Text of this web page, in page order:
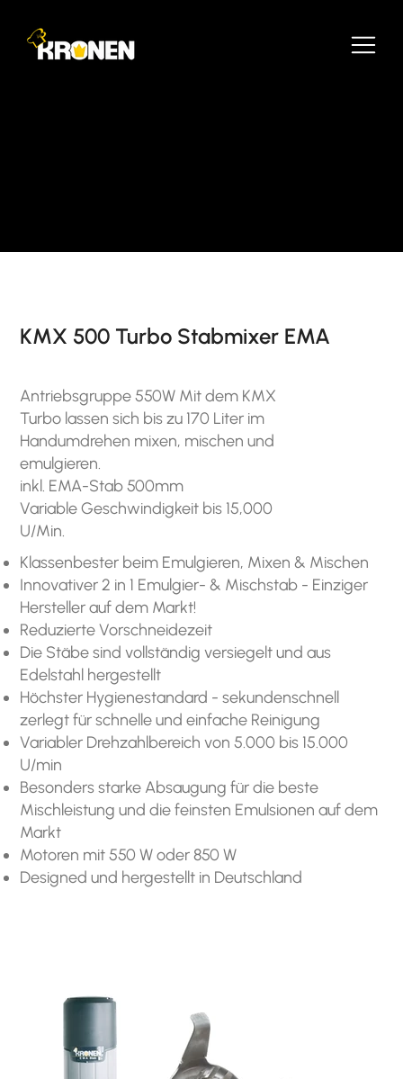
KMX 500 Turbo Stabmixer EMA
Antriebsgruppe 550W Mit dem KMX
Turbo lassen sich bis zu 170 Liter im
Handumdrehen mixen, mischen und
emulgieren.
inkl. EMA-Stab 500mm
Variable Geschwindigkeit bis 15,000
U/Min.
Klassenbester beim Emulgieren, Mixen & Mischen
Innovativer 2 in 1 Emulgier- & Mischstab - Einziger
Hersteller auf dem Markt!
Reduzierte Vorschneidezeit
Die Stäbe sind vollständig versiegelt und aus
Edelstahl hergestellt
Höchster Hygienestandard - sekundenschnell
zerlegt für schnelle und einfache Reinigung
Variabler Drehzahlbereich von 5.000 bis 15.000
U/min
Besonders starke Absaugung für die beste
Mischleistung und die feinsten Emulsionen auf dem
Markt
Motoren mit 550 W oder 850 W
Designed und hergestellt in Deutschland